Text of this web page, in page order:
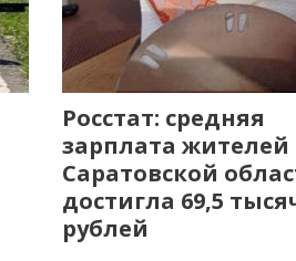
Росстат: средняя
зарплата жителей
Саратовской
достигла 69,5
рублей